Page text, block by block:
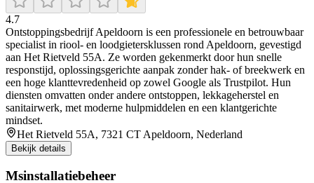
4.7
Ontstoppingsbedrijf Apeldoorn is een professionele en betrouwbaar
specialist in riool- en loodgietersklussen rond Apeldoorn, gevestigd
aan Het Rietveld 55A. Ze worden gekenmerkt door hun snelle
responstijd, oplossingsgerichte aanpak zonder hak- of breekwerk en
een hoge klanttevredenheid op zowel Google als Trustpilot. Hun
diensten omvatten onder andere ontstoppen, lekkageherstel en
sanitairwerk, met moderne hulpmiddelen en een klantgerichte
mindset.
Het Rietveld 55A, 7321 CT Apeldoorn, Nederland
Bekijk details
Msinstallatiebeheer